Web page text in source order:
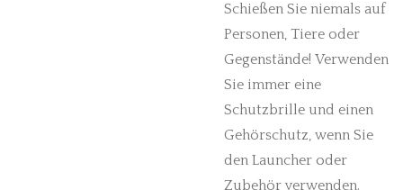
Schießen Sie niemals auf
Personen, Tiere oder
Gegenstände! Verwenden
Sie immer eine
Schutzbrille und einen
Gehörschutz, wenn Sie
den Launcher oder
Zubehör verwenden.